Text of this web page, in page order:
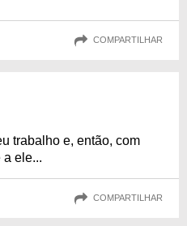
COMPARTILHAR
trabalho e, então, com
a ele...
COMPARTILHAR